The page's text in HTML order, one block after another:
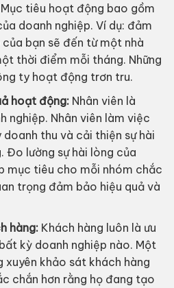
tiêu hoạt động bao gồm
doanh nghiệp. Ví dụ: đảm
bạn sẽ đến từ một nhà
thời điểm mỗi tháng. Những
ty hoạt động trơn tru.
hoạt động:Nhân viên là
nghiệp. Nhân viên làm việc
thu và cải thiện sự hài
Đo lường sự hài lòng của
mục tiêu cho mỗi nhóm chắc
trọng đảm bảo hiệu quả và
hàng:Khách hàng luôn là ưu
kỳ doanh nghiệp nào. Một
xuyên khảo sát khách hàng
chắn hơn rằng họ đang tạo